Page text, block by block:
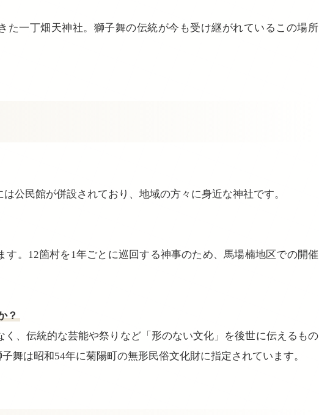
た一丁畑天神社。獅子舞の伝統が今も受け継がれているこの場所
公民館が併設されており、地域の方々に身近な神社です。
。12箇村を1年ごとに巡回する神事のため、馬場楠地区での開催
？
、伝統的な芸能や祭りなど「形のない文化」を後世に伝えるもの
舞は昭和54年に菊陽町の無形民俗文化財に指定されています。